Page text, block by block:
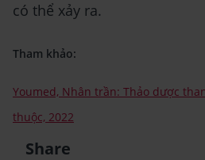
có thể xảy ra.
Tham khảo:
Youmed, Nhân trần: Thảo dược
thuộc, 2022
Share